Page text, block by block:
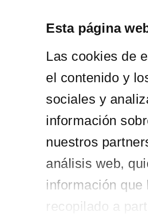
Esta página
Las cookies de
el contenido y
sociales y
información
nuestros
análisis web,
información que
recopilado a
LA